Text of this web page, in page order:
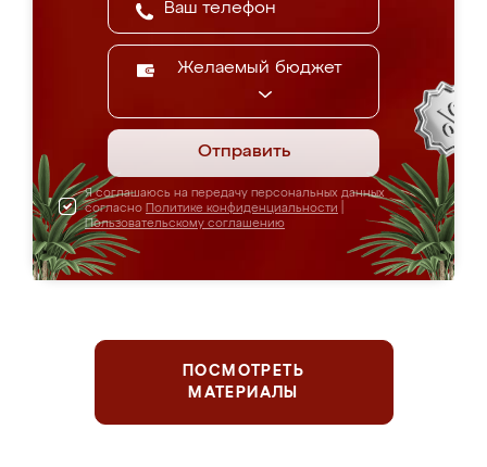
Желаемый бюджет
Отправить
Я соглашаюсь на передачу персональных данных
согласно Политике конфиденциальности
Пользовательскому соглашению
ПОСМОТРЕТЬ
МАТЕРИАЛЫ